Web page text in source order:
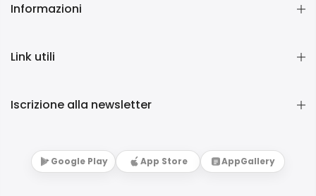
Informazioni
Link utili
Iscrizione alla newsletter
Google Play App Store AppGallery